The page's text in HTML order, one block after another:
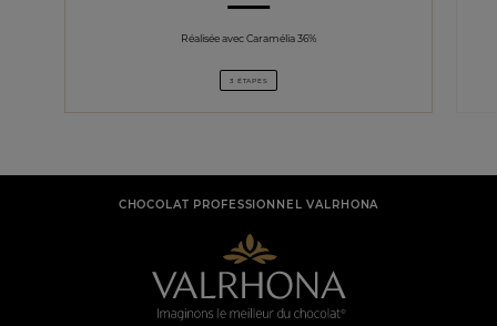
Réalisée avec Caramélia 36%
3 ÉTAPES
CHOCOLAT PROFESSIONNEL VALRHONA